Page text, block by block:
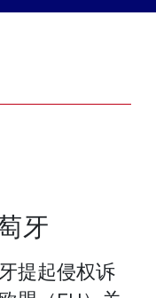
牙
提起侵权诉